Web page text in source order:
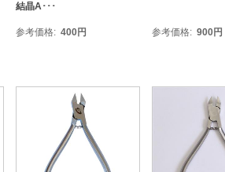
結晶A･･･
参考価格 400円 参考価格 900円